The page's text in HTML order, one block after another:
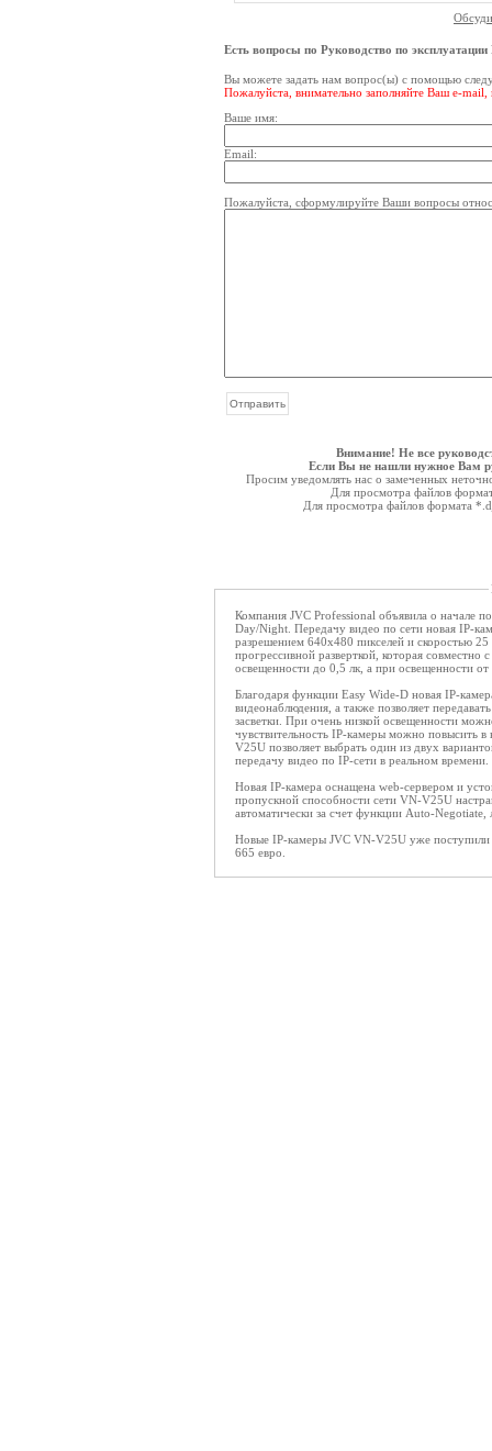
Есть вопросы по Руководство по
Вы можете задать нам вопрос(ы) с помощью
Пожалуйста, внимательно заполняйте Ваш e-
Ваше имя:
Email:
Пожалуйста, сформулируйте Ваши вопросы
Внимание! Не все
Если Вы не нашли нужное Вам
Просим уведомлять нас о замеченных
Для просмотра файлов
Для просмотра файлов формата
Компания JVC Professional объявила о начале
Day/Night. Передачу видео по сети новая IP-
разрешением 640х480 пикселей и скоростью
прогрессивной разверткой, которая
освещенности до 0,5 лк, а при освещенности
Благодаря функции Easy Wide-D новая IP-
видеонаблюдения, а также позволяет
засветки. При очень низкой освещенности
чувствительность IP-камеры можно повысить в
V25U позволяет выбрать один из двух
передачу видео по IP-сети в реальном времени.
Новая IP-камера оснащена web-сервером и
пропускной способности сети VN-V25U
автоматически за счет функции Auto-
Новые IP-камеры JVC VN-V25U уже
665 евро.